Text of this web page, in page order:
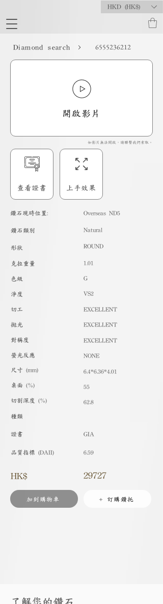
HKD (HK$)
Diamond search 6555236212
開啟影片
如影片無法開啟，請聯繫我們索取。
查看證書 上手效果
​鑽石現時位置: Overseas ND5
​鑽石類別
形狀
克拉重量
色級
淨度
切工
拋光
對稱度
螢光反應
尺寸 (mm)
桌面 (%)
切割深度 (%)
種類
​證書
品質指標 (DAII)
HK$
加到購物車
Natural
ROUND
1.01
G
VS2
EXCELLENT
EXCELLENT
EXCELLENT
NONE
6.4*6.36*4.01
55
62.8
GIA
6.59
29727
+ 訂購鑽托
了解您的鑽石